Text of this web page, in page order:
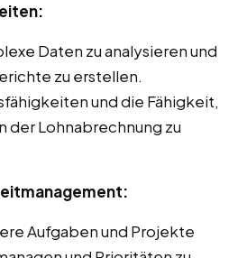
Daten zu analysieren und
zu erstellen.
und die Fähigkeit,
der Lohnabrechnung zu
Aufgaben und Projekte